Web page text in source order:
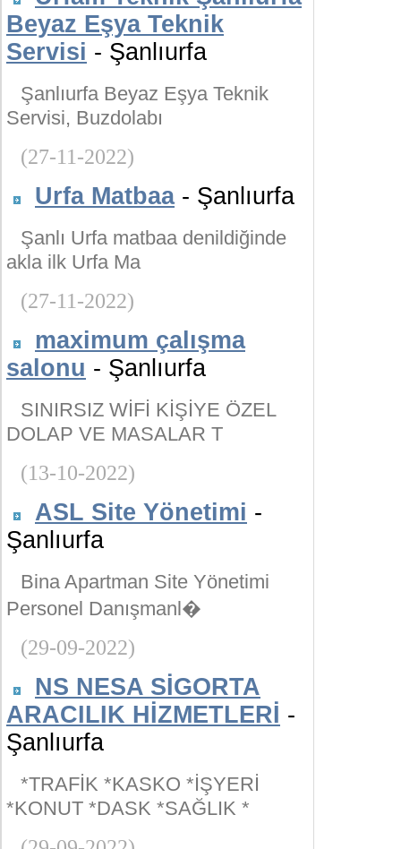
Beyaz Eşya Teknik
Servisi - Şanlıurfa
Şanlıurfa Beyaz Eşya Teknik
Servisi, Buzdolabı
(27-11-2022)
Urfa Matbaa- Şanlıurfa
Şanlı Urfa matbaa denildiğinde
akla ilk Urfa Ma
(27-11-2022)
maximum çalışma
salonu - Şanlıurfa
SINIRSIZ WİFİ KİŞİYE ÖZEL
DOLAP VE MASALAR T
(13-10-2022)
ASL Site Yönetimi -
Şanlıurfa
Bina Apartman Site Yönetimi
Personel Danışmanl�
(29-09-2022)
NS NESA SİGORTA
ARACILIK HİZMETLERİ -
Şanlıurfa
*TRAFİK *KASKO *İŞYERİ
*KONUT *DASK *SAĞLIK *